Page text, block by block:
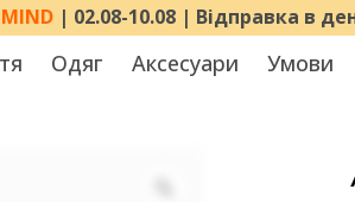
| 02.08-10.08 | Відправка в
Одяг Аксесуари Умови